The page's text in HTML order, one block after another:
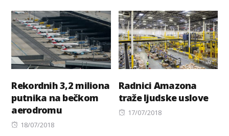
Rekordnih 3,2 miliona
putnika na bečkom
aerodromu
Posted
18/07/2018
Radnici Amazona
traže ljudske uslove
Posted
17/07/2018